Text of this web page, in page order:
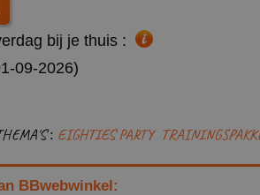
bij je thuis :
09-2026)
: EIGHTIES PARTY
BBwebwinkel: